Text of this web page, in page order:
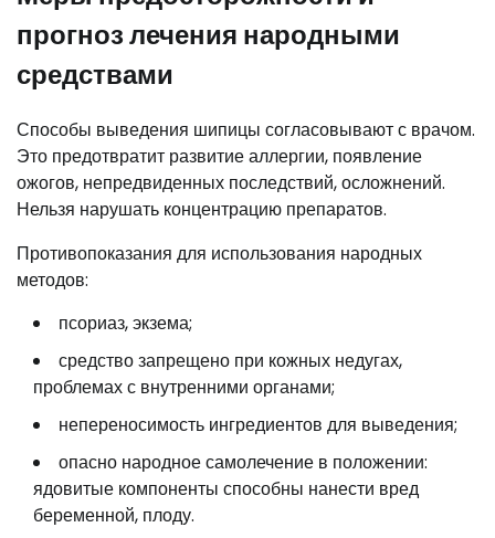
прогноз лечения народными
средствами
Способы выведения шипицы согласовывают с врачом.
Это предотвратит развитие аллергии, появление
ожогов, непредвиденных последствий, осложнений.
Нельзя нарушать концентрацию препаратов.
Противопоказания для использования народных
методов:
псориаз, экзема;
средство запрещено при кожных недугах,
проблемах с внутренними органами;
непереносимость ингредиентов для выведения;
опасно народное самолечение в положении:
ядовитые компоненты способны нанести вред
беременной, плоду.